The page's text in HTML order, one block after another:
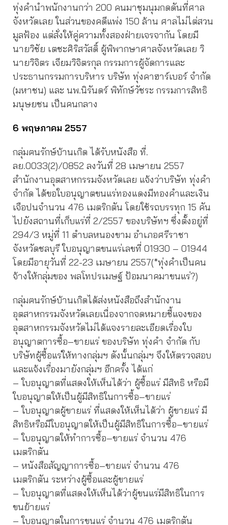
ทุ่งคำนำพนักงานกว่า 200 คนมาชุมนุมกดดันที่ศาล
จังหวัดเลย ในส่วนของคดีแพ่ง 150 ล้าน ศาลไม่ไต่สวน
มูลฟ้อง แต่สั่งให้คู่ความทั้งสองฝ่ายเจรจากัน โดยมี
นายวิชัย เตชะศิริสวัสดิ์ ผู้พิพากษาศาลจังหวัดเลย วิ
นายวิจิตร เจียมวิจิตรกุล กรรมการผู้จัดการและ
ประธานกรรมการบริหาร บริษัท ทุ่งคาฮาร์เบอร์ จำกัด
(มหาชน) และ นพ.นิรันดร์ พิทักษ์วัชระ กรรมการสิทธิ
มนุษยชน เป็นคนกลาง
6 พฤษภาคม 2557
กลุ่มฅนรักษ์บ้านเกิด ได้รับหนังสือ ที่.
ลย.0033(2)/0852 ลงวันที่ 28 เมษายน 2557
สำนักงานอุตสาหกรรมจังหวัดเลย แจ้งว่าบริษัท ทุ่งคำ
จำกัด ได้ขอใบอนุญาตขนแร่ทองแดงมีทองคำและเงิน
เจือปนจำนวน 476 เมตริกตัน โดยใช้รถบรรทุก 15 คัน
ไปยังสถานที่เก็บแร่ที่ 2/2557 ของบริษัทฯ ซึ่งตั้งอยู่ที่
294/3 หมู่ที่ 11 ตำบลหนองขาม อำเภอศรีราชา
จังหวัดชลบุรี ใบอนุญาตขนแร่เลขที่ 01930 – 01944
โดยมีอายุวันที่ 22-23 เมษายน 2557(*ทุ่งคำเป็นคน
จ้างให้กลุ่มของ พลโทปรเมษฐ์ ป้อมนาคมาขนแร่?)
กลุ่มฅนรักษ์บ้านเกิดได้ส่งหนังสือถึงสำนักงาน
อุตสาหกรรมจังหวัดเลยเนื่องจากจดหมายชี้แจงของ
อุตสาหกรรมจังหวัดไม่ได้แจงรายละเอียดเรื่องใบ
อนุญาตการซื้อ–ขายแร่ ของบริษัท ทุ่งคำ จำกัด กับ
บริษัทผู้ซื้อแร่ให้ทางกลุ่มฯ ดังนั้นกลุ่มฯ จึงให้ตรวจสอบ
และแจ้งเรื่องมายังกลุ่มฯ อีกครั้ง ได้แก่
– ใบอนุญาตที่แสดงให้เห็นได้ว่า ผู้ซื้อแร่ มีสิทธิ หรือมี
ใบอนุญาตให้เป็นผู้มีสิทธิในการซื้อ–ขายแร่
– ใบอนุญาตผู้ขายแร่ ที่แสดงให้เห็นได้ว่า ผู้ขายแร่ มี
สิทธิหรือมีใบอนุญาตให้เป็นผู้มีสิทธิในการซื้อ–ขายแร่
– ใบอนุญาตให้ทำการซื้อ–ขายแร่ จำนวน 476
เมตริกตัน
– หนังสือสัญญาการซื้อ–ขายแร่ จำนวน 476
เมตริกตัน ระหว่างผู้ซื้อและผู้ขายแร่
– ใบอนุญาตที่แสดงให้เห็นได้ว่าผู้ขนแร่มีสิทธิในการ
ขนย้ายแร่
– ใบอนุญาตในการขนแร่ จำนวน 476 เมตริกตัน